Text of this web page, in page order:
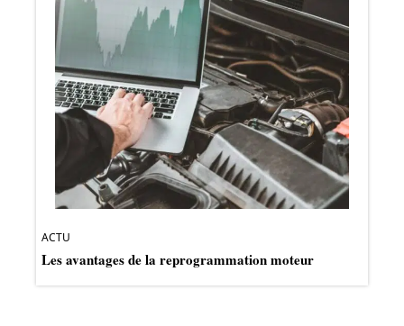
ACTU
Les avantages de la reprogrammation moteur